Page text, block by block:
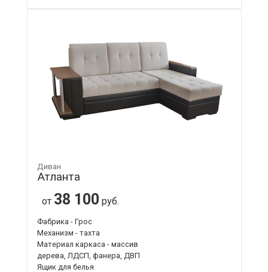
Диван
Атланта
от 38 100 руб.
Фабрика - Грос
Механизм - тахта
Материал каркаса - массив
дерева, ЛДСП, фанера, ДВП
Ящик для белья